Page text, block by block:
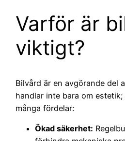
Varför är
viktigt?
Bilvård är en avgörande del
handlar inte bara om
många fördelar:
Ökad säkerhet: